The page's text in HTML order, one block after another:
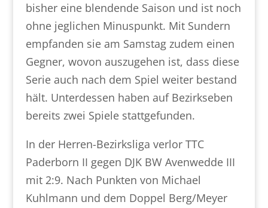
bisher eine blendende Saison und ist noch
ohne jeglichen Minuspunkt. Mit Sundern
empfanden sie am Samstag zudem einen
Gegner, wovon auszugehen ist, dass diese
Serie auch nach dem Spiel weiter bestand
hält. Unterdessen haben auf Bezirkseben
bereits zwei Spiele stattgefunden.
In der Herren-Bezirksliga verlor TTC
Paderborn II gegen DJK BW Avenwedde III
mit 2:9. Nach Punkten von Michael
Kuhlmann und dem Doppel Berg/Meyer